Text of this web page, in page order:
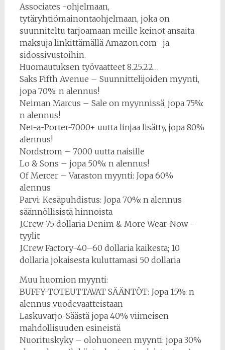
Associates -ohjelmaan,
tytäryhtiömainontaohjelmaan, joka on
suunniteltu tarjoamaan meille keinot ansaita
maksuja linkittämällä Amazon.com- ja
sidossivustoihin.
Huomautuksen työvaatteet 8.25.22…
Saks Fifth Avenue – Suunnittelijoiden myynti,
jopa 70%: n alennus!
Neiman Marcus – Sale on myynnissä, jopa 75%:
n alennus!
Net-a-Porter-7000+ uutta linjaa lisätty, jopa 80%
alennus!
Nordstrom – 7000 uutta naisille
Lo & Sons – jopa 50%: n alennus!
Of Mercer – Varaston myynti: Jopa 60%
alennus
Parvi: Kesäpuhdistus: Jopa 70%: n alennus
säännöllisistä hinnoista
J.Crew-75 dollaria Denim & More Wear-Now -
tyylit
J.Crew Factory-40–60 dollaria kaikesta; 10
dollaria jokaisesta kuluttamasi 50 dollaria
Muu huomion myynti:
BUFFY-TOTEUTTAVAT SÄÄNTÖT: Jopa 15%: n
alennus vuodevaatteistaan
Laskuvarjo-Säästä jopa 40% viimeisen
mahdollisuuden esineistä
Nuorituskyky – olohuoneen myynti: jopa 30%